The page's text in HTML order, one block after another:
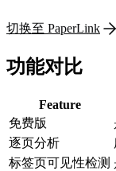
切换至 PaperLink
功能对比
Feature
免费版
逐页分析
标签页可见性检测